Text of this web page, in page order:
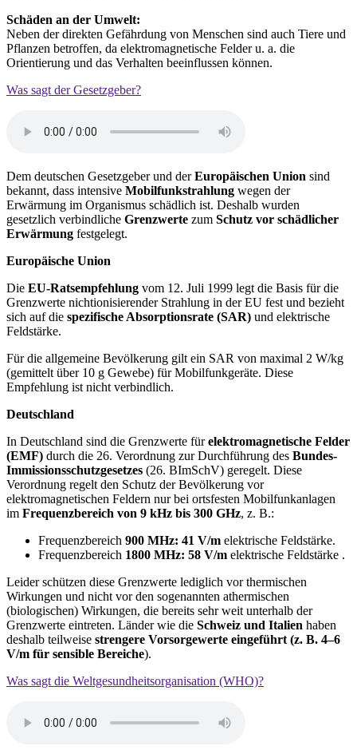
Schäden an der Umwelt:
Neben der direkten Gefährdung von Menschen sind auch Tiere und
Pflanzen betroffen, da elektromagnetische Felder u. a. die
Orientierung und das Verhalten beeinflussen können.
Was sagt der Gesetzgeber?
Dem deutschen Gesetzgeber und derEuropäischen Union sind
bekannt, dass intensive Mobilfunkstrahlung wegen der
Erwärmung im Organismus schädlich ist. Deshalb wurden
gesetzlich verbindliche Grenzwerte zum Schutz vor schädlicher
Erwärmung festgelegt.
Europäische Union
Die EU-Ratsempfehlung vom 12. Juli 1999 legt die Basis für die
Grenzwerte nichtionisierender Strahlung in der EU fest und bezieht
sich auf die spezifische Absorptionsrate (SAR) und elektrische
Feldstärke.
Für die allgemeine Bevölkerung gilt ein SAR von maximal 2 W/kg
(gemittelt über 10 g Gewebe) für Mobilfunkgeräte. Diese
Empfehlung ist nicht verbindlich.
Deutschland
In Deutschland sind die Grenzwerte fürelektromagnetische Felder
(EMF) durch die 26. Verordnung zur Durchführung des Bundes-
Immissionsschutzgesetzes (26. BImSchV) geregelt. Diese
Verordnung regelt den Schutz der Bevölkerung vor
elektromagnetischen Feldern nur bei ortsfesten Mobilfunkanlagen
im Frequenzbereich von 9 kHz bis 300 GHz, z. B.:
Frequenzbereich 900 MHz: 41 V/m elektrische Feldstärke.
Frequenzbereich 1800 MHz: 58 V/m elektrische Feldstärke .
Leider schützen diese Grenzwerte lediglich vor thermischen
Wirkungen und nicht vor den sogenannten athermischen
(biologischen) Wirkungen, die bereits sehr weit unterhalb der
Grenzwerte eintreten. Länder wie die Schweiz und Italien haben
deshalb teilweise strengere Vorsorgewerte eingeführt (z. B. 4–6
V/m für sensible Bereiche).
Was sagt die Weltgesundheitsorganisation (WHO)?